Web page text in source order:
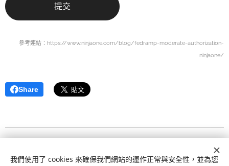
提交
參考連結：https://www.ninjaone.com/blog/fedramp-moderate-authorization-
ninjaone/
Share
盛合網路有限公司
我們使用了 cookies 來確保我們網站的運作正常與安全性，並為您